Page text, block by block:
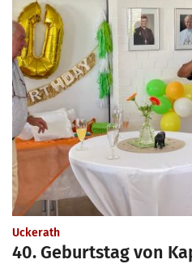
Uckerath:
40. Geburtstag von